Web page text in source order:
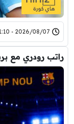
2026/08/07 - 01:10
راتب رودري مع